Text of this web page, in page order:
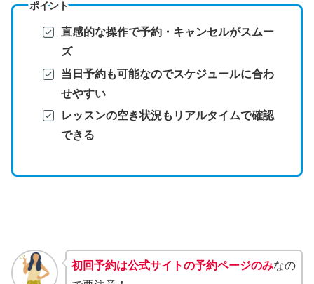
ポイント
直感的な操作で予約・キャンセルがスムー
ズ
当日予約も可能なのでスケジュールに合わ
せやすい
レッスンの空き状況もリアルタイムで確認
できる
初回予約は公式サイトの予約ページのみなの